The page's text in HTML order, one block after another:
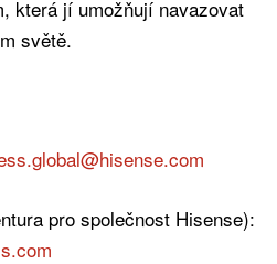
která jí umožňují navazovat
světě.
pro společnost Hisense):